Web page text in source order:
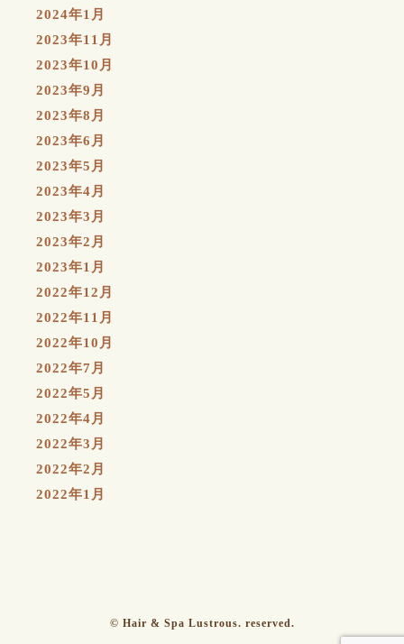
2024年1月
2023年11月
2023年10月
2023年9月
2023年8月
2023年6月
2023年5月
2023年4月
2023年3月
2023年2月
2023年1月
2022年12月
2022年11月
2022年10月
2022年7月
2022年5月
2022年4月
2022年3月
2022年2月
2022年1月
© Hair & Spa Lustrous. reserved.